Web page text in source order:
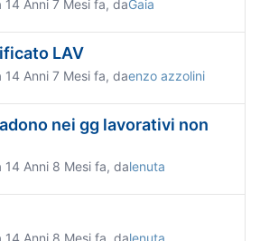
Anni 7 Mesi fa, daGaia
LAV
Anni 7 Mesi fa, daenzo azzolini
nei gg lavorativi non
14 Anni 8 Mesi fa, dalenuta
14 Anni 8 Mesi fa, dalenuta